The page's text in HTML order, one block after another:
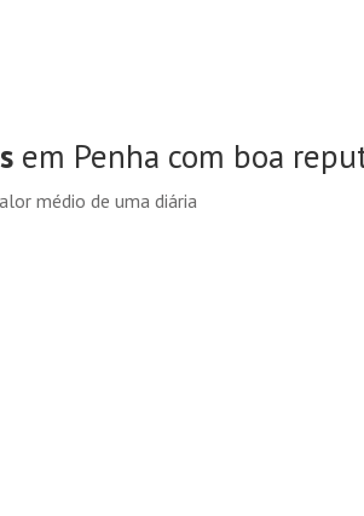
em Penha com boa
médio de uma diária